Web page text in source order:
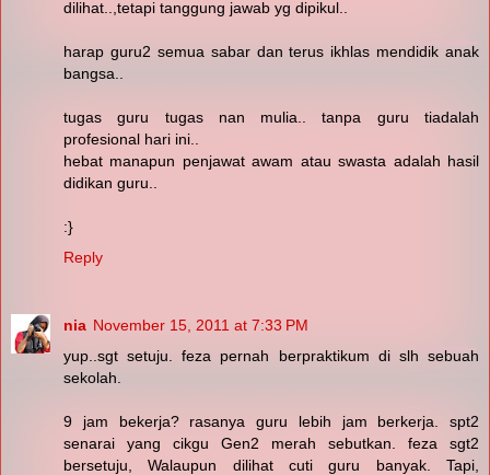
dilihat..,tetapi tanggung jawab yg dipikul..
harap guru2 semua sabar dan terus ikhlas mendidik anak
bangsa..
tugas guru tugas nan mulia.. tanpa guru tiadalah
profesional hari ini..
hebat manapun penjawat awam atau swasta adalah hasil
didikan guru..
:}
Reply
nia November 15, 2011 at 7:33 PM
yup..sgt setuju. feza pernah berpraktikum di slh sebuah
sekolah.
9 jam bekerja? rasanya guru lebih jam berkerja. spt2
senarai yang cikgu Gen2 merah sebutkan. feza sgt2
bersetuju, Walaupun dilihat cuti guru banyak. Tapi,